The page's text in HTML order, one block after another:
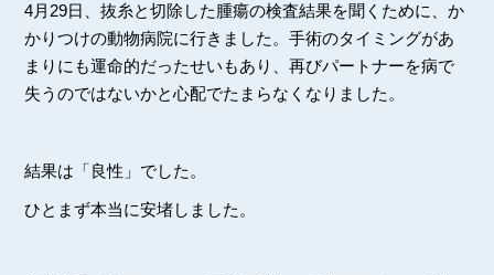
4月29日、抜糸と切除した腫瘍の検査結果を聞くために、か
かりつけの動物病院に行きました。手術のタイミングがあ
まりにも運命的だったせいもあり、再びパートナーを病で
失うのではないかと心配でたまらなくなりました。
結果は「良性」でした。
ひとまず本当に安堵しました。